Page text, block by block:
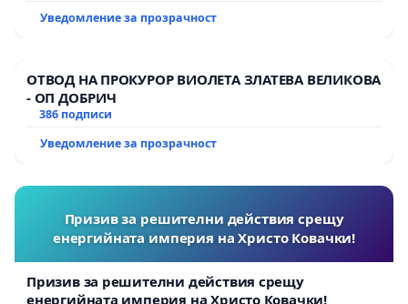
Уведомление за прозрачност
ОТВОД НА ПРОКУРОР ВИОЛЕТА ЗЛАТЕВА ВЕЛИКОВА
- ОП ДОБРИЧ
386 подписи
Уведомление за прозрачност
Призив за решителни действия срещу
енергийната империя на Христо Ковачки!
Призив за решителни действия срещу
енергийната империя на Христо Ковачки!